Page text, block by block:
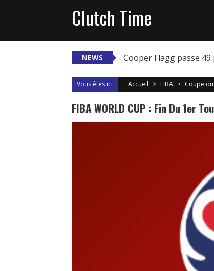
Clutch Time
NEWS Cooper Flagg passe
Vous êtes ici Accueil > FIBA > Coupe
FIBA WORLD CUP : Fin Du 1er